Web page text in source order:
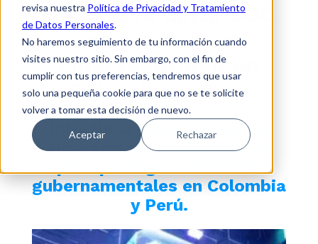
revisa nuestra Política de Privacidad y Tratamiento
de Datos Personales.
No haremos seguimiento de tu información cuando
visites nuestro sitio. Sin embargo, con el fin de
cumplir con tus preferencias, tendremos que usar
solo una pequeña cookie para que no se te solicite
volver a tomar esta decisión de nuevo.
Aceptar Rechazar
InterNexa lanza SOC
para reforzar
ciberseguridad en
Colombia y Perú
InterNexa lanza Centro de
Operaciones de Seguridad
gubernamentales en Colombia
y Perú.